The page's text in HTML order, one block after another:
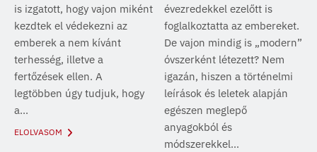
is izgatott, hogy vajon miként
kezdtek el védekezni az
emberek a nem kívánt
terhesség, illetve a
fertőzések ellen. A
legtöbben úgy tudjuk, hogy
a...
ELOLVASOM
évezredekkel ezelőtt is
foglalkoztatta az embereket.
De vajon mindig is „modern”
óvszerként létezett? Nem
igazán, hiszen a történelmi
leírások és leletek alapján
egészen meglepő
anyagokból és
módszerekkel...